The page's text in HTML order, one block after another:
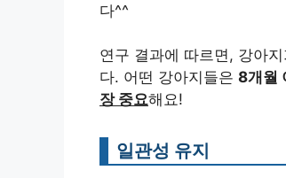
다^^
연구 결과에 따르면, 강아
다. 어떤 강아지들은 8개월
장 중요해요!
일관성 유지